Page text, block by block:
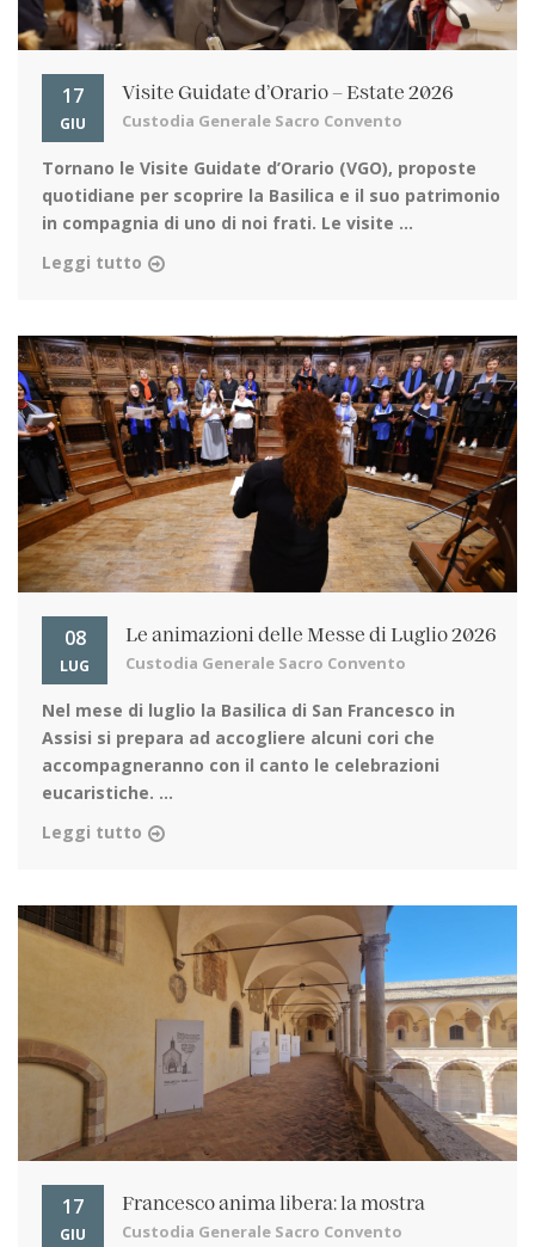
17
GIU
Visite Guidate d’Orario – Estate 2026
Custodia Generale Sacro Convento
Tornano le Visite Guidate d’Orario (VGO), proposte
quotidiane per scoprire la Basilica e il suo patrimonio
in compagnia di uno di noi frati. Le visite ...
Leggi tutto
08
LUG
Le animazioni delle Messe di Luglio 2026
Custodia Generale Sacro Convento
Nel mese di luglio la Basilica di San Francesco in
Assisi si prepara ad accogliere alcuni cori che
accompagneranno con il canto le celebrazioni
eucaristiche. ...
Leggi tutto
17
GIU
Francesco anima libera: la mostra
Custodia Generale Sacro Convento